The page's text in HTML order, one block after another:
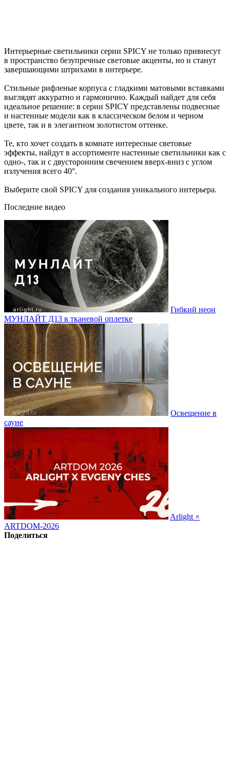
Интерьерные светильники серии SPICY не только привнесут
в пространство безупречные световые акценты, но и станут
завершающими штрихами в интерьере.
Стильные рифленые корпуса с гладкими матовыми вставками
выглядят аккуратно и гармонично. Каждый найдет для себя
идеальное решение: в серии SPICY представлены подвесные
и настенные модели как в классическом белом и черном
цвете, так и в элегантном золотистом оттенке.
Те, кто хочет создать в комнате интересные световые
эффекты, найдут в ассортименте настенные светильники как с
одно-, так и с двусторонним свечением вверх-вниз с углом
излучения всего 40°.
Выберите свой SPICY для создания уникального интерьера.
Последние видео
Гибкий неон
МУНЛАЙТ Д13 в тканевой оплетке
Освещение в
сауне
Arlight ×
ARTDOM-2026
Поделиться